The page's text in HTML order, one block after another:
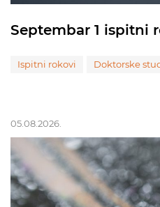
Septembar 1 ispitni
Ispitni rokovi Doktorske
05.08.2026.